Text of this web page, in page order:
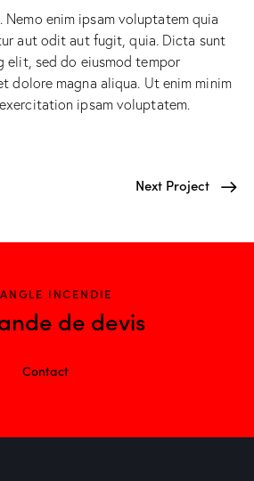
enim ipsam voluptatem quia
aut odit aut fugit, quia. Dicta sunt
elit, sed do eiusmod tempor
dolore magna aliqua. Ut enim minim
ipsam voluptatem.
Next Project
INCENDIE
de devis
Contact